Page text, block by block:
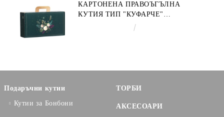
КАРТОНЕНА ПРАВОЪГЪЛНА
КУТИЯ ТИП "КУФАРЧЕ"
ENCHANTED NATURE, ЗЕЛЕНО/
Подаръчни кутии
Кутии за Бонбони
ТОРБИ
АКСЕСОАРИ